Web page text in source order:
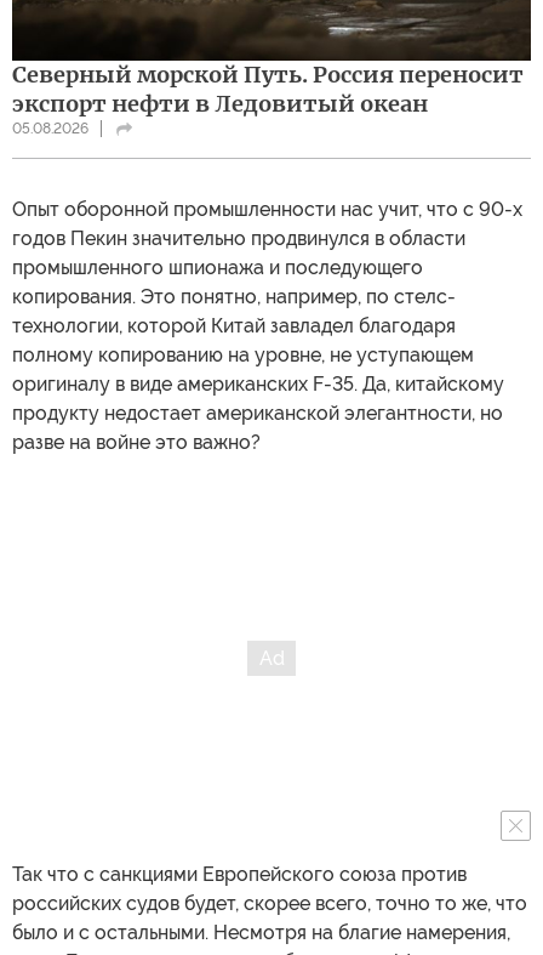
Северный морской Путь. Россия переносит
экспорт нефти в Ледовитый океан
05.08.2026
Опыт оборонной промышленности нас учит, что с 90-х
годов Пекин значительно продвинулся в области
промышленного шпионажа и последующего
копирования. Это понятно, например, по стелс-
технологии, которой Китай завладел благодаря
полному копированию на уровне, не уступающем
оригиналу в виде американских F-35. Да, китайскому
продукту недостает американской элегантности, но
разве на войне это важно?
Так что с санкциями Европейского союза против
российских судов будет, скорее всего, точно то же, что
было и с остальными. Несмотря на благие намерения,